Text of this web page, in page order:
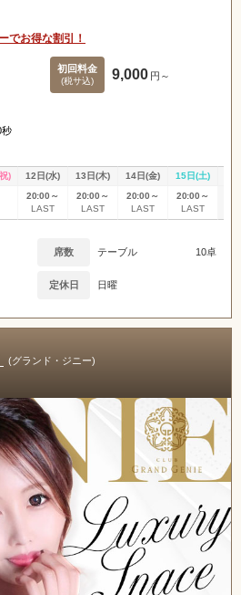
でお得な割引！
初回料金
(税サ込) 9,000 円～
秒
) 12日(水) 13日(木) 14日(金) 15日(土)
20:00～
LAST
20:00～
LAST
20:00～
LAST
20:00～
LAST
席数 テーブル 10卓
定休日 日曜
(グランド・ジニー)